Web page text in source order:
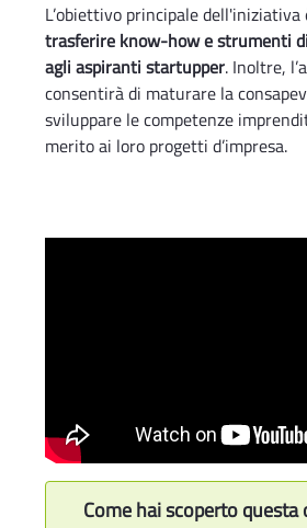
L’obiettivo principale dell'iniziativa
trasferire know-how e strumenti
agli aspiranti startupper. Inoltre,
consentirà di maturare la
sviluppare le competenze
merito ai loro progetti d’impresa.
Come hai scoperto